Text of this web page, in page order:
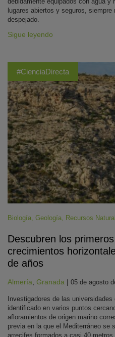
lugares abiertos y seguros,
despejado.
Sigue leyendo
#CienciaDirecta
Biología, Geología, Recursos
Descubren los
crecimientos
de años
Almería Granada | 05 de agosto
Investigadores de las
identificado en varios puntos
afloramientos de origen marino
previa en la que el Mediterráneo se
arrecifes formados a casi 40